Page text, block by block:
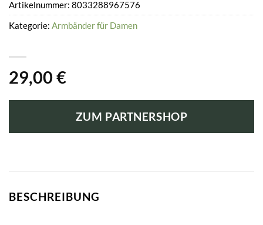
29,00 €
ZUM PARTNERSHOP
Artikelnummer: 8033288967576
Kategorie: Armbänder für Damen
BESCHREIBUNG